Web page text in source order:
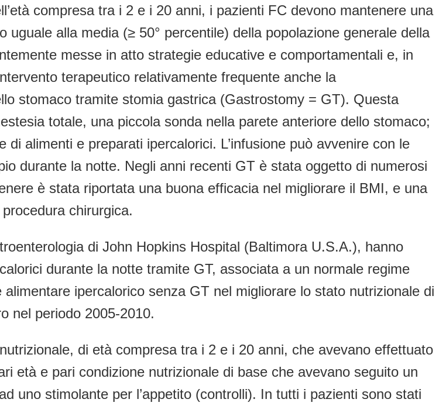
compresa tra i 2 e i 20 anni, i pazienti FC devono mantenere una
alla media (≥ 50° percentile) della popolazione generale della
messe in atto strategie educative e comportamentali e, in
terapeutico relativamente frequente anche la
stomaco tramite stomia gastrica (Gastrostomy = GT). Questa
totale, una piccola sonda nella parete anteriore dello stomaco;
alimenti e preparati ipercalorici. L’infusione può avvenire con le
durante la notte. Negli anni recenti GT è stata oggetto di numerosi
è stata riportata una buona efficacia nel migliorare il BMI, e una
chirurgica.
di John Hopkins Hospital (Baltimora U.S.A.), hanno
durante la notte tramite GT, associata a un normale regime
ipercalorico senza GT nel migliorare lo stato nutrizionale di
nel periodo 2005-2010.
di età compresa tra i 2 e i 20 anni, che avevano effettuato
età e pari condizione nutrizionale di base che avevano seguito un
uno stimolante per l’appetito (controlli). In tutti i pazienti sono stati